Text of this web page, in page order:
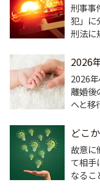
刑事事
犯」に
刑法
2026
2026
離婚後
へと
どこ
故意に
て相手
なる